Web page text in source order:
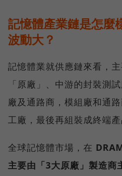
記憶體產業鏈是怎麼
波動大？
記憶體業就供應鏈來看，
「原廠」、中游的封裝測
廠及通路商，模組廠和通
工廠，最後再組裝成終端產
全球記憶體市場，在
主要由「3大原廠」製造商